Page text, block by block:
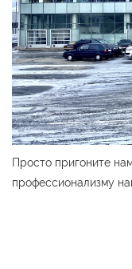
Просто пригоните
профессионализму